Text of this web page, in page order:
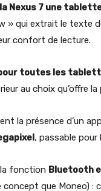
7 une
» qui extrait le texte
confort de lecture.
toutes les
au choix qu’offre
la présence d’un
, passable
la fonction Bluetooth
que Moneo) :